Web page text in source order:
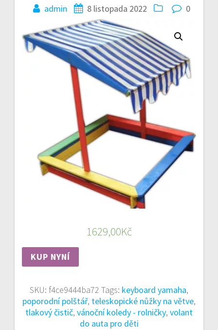
admin 8 listopada 2022 0
1629,00Kč
KUP NYNÍ
SKU: f4ce9444ba72 Tags: keyboard yamaha,
poporodní polštář, teleskopické nůžky na větve,
tlakový čistič, vánoční koledy - rolničky, volant
do auta pro děti